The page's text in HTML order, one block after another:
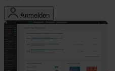
Anmelden